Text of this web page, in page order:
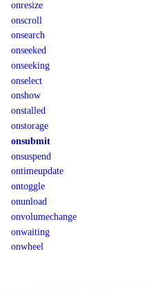
onresize
onscroll
onsearch
onseeked
onseeking
onselect
onshow
onstalled
onstorage
onsubmit
onsuspend
ontimeupdate
ontoggle
onunload
onvolumechange
onwaiting
onwheel